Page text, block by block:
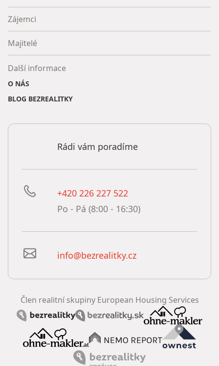
Zájemci
Majitelé
Další informace
O NÁS
BLOG BEZREALITKY
Rádi vám poradíme
+420 226 227 522
Po - Pá (8:00 - 16:30)
info@bezrealitky.cz
Člen realitní skupiny European Housing Services